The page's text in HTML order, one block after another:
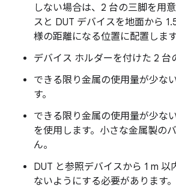
しない場合は、2 台の三脚を用
スと DUT デバイスを地面から
様の距離になる位置に配置します
デバイス ホルダーを付けた 2 台
できる限り金属の使用量が少な
す。
できる限り金属の使用量が少な
を使用します。小さな金属製の
ん。
DUT と参照デバイスから 1 m 以
ないようにする必要があります。